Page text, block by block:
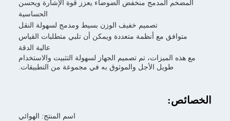
المضخم المدمج منخفض الضوضاء يعزز قوة الإشارة ويحسن
الحساسية
تصميم خفيف الوزن بسيط ومدمج لسهولة النقل
متوافق مع أنظمة متعددة ويمكن أن تلبي متطلبات القياس
عالية الدقة
مع هذه الميزات، تم تصميم الجهاز لسهولة التثبيت والاستخدام
طويل الأجل والموثوق به في مجموعة من التطبيقات.
اسم المنتج: الهوائي